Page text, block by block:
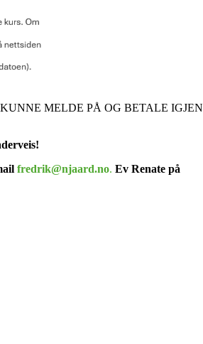
MELDE PÅ OG BETALE IGJEN
fredrik@njaard.no. Ev Renate på